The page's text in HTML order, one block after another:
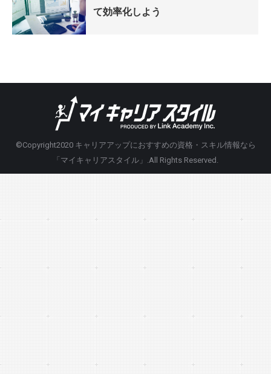
て効率化しよう
©Copyright2020 キャリアアップにおすすめの資格・スキル情報なら
「マイキャリアスタイル」
.All Rights Reserved.